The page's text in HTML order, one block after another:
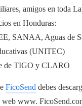
amigos en toda
en Honduras:
SANAA, Aguas de
(UNITEC)
de TIGO y CLARO
FicoSend debes
www.